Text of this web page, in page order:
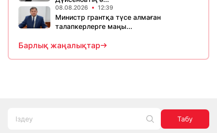
08.08.2026 12:39
Министр грантқа түсе алмаған
талапкерлерге маңы...
Барлық жаңалықтар
Табу